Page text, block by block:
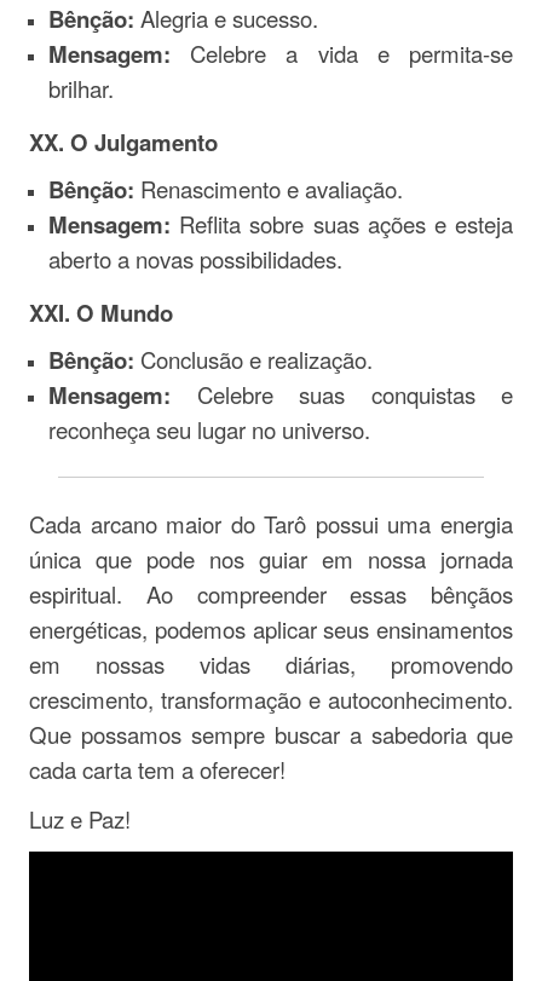
Bênção: Alegria e sucesso.
Mensagem: Celebre a vida e permita-se
brilhar.
XX. O Julgamento
Bênção: Renascimento e avaliação.
Mensagem: Reflita sobre suas ações e esteja
aberto a novas possibilidades.
XXI. O Mundo
Bênção: Conclusão e realização.
Mensagem: Celebre suas conquistas e
reconheça seu lugar no universo.
Cada arcano maior do Tarô possui uma energia
única que pode nos guiar em nossa jornada
espiritual. Ao compreender essas bênçãos
energéticas, podemos aplicar seus ensinamentos
em nossas vidas diárias, promovendo
crescimento, transformação e autoconhecimento.
Que possamos sempre buscar a sabedoria que
cada carta tem a oferecer!
Luz e Paz!